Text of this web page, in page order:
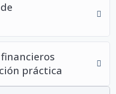
de Negocios. Con
en NIIF, Fiscalización
en eventos académicos
e internacionales.
libros y artículos en
indexadas en materia de
financieros
práctica